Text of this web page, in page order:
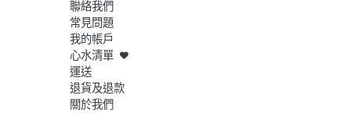
聯絡我們
常見問題
我的帳戶
心水清單
運送
退貨及退款
關於我們